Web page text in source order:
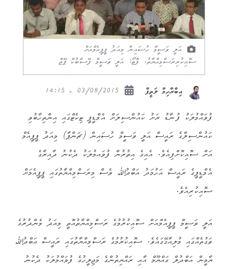
އަލީ ވަސީމް ހުސައިން މިއަދު ޕީޕީއެމްއަށް
ސޮއިކުރިރަސްމިއްޔާތު. ފޮޓޯ: އަލީ ވަސީމް ފޭސްބުކް ޕޭޖް
އިބްރާހިމް ލަތީފް
ފުވައްމުލަކު ފުނާޑު ރަށު ކައުންސިލަށް އެމްޑީޕީ ޓިކެޓްގައި އިންތިހާބުވި
ކައުންސިލްގެ ރައީސް އަލީ ވަސީމް ހުސައިން (ޗަންޕާ) މިއަދު ޕީޕީއެމް
އަށް ސޮއިކޮށްފިއެވެ. އެއިގެ އިތުރުން ފުވައމުލަކު ދެކުނު ދާއިރާގެ
އެމްޑީޕީގެ ރައީސް އަހުމަދު އަބްދުﷲ ވެސް މިރަސްމިއްޔާތުގައި ޕީޕީއެމަށް
ސޮއިކުރިއެވެ.
އަލީ ވަސީމް ޕީޕީއެމްއަށް ސޮއިކުރުމުގެ ރަސްމިއްޔާތުއޮތީ މިއަދު މެންދުރުގެ
ވަގުތެއްގައި މުލިއާގޭގައެވެ. ސޮއިކުރުމުގެ ރަސްމިއްޔާތުގައި ރައީސް އަބްދުﷲ
ޔާމީން އަބްދުލް ގައްޔޫމް އާއި ރައްޔިތުންގެ މަޖިލީހުގެ ފުވައްމުލަކު ދެކުނު